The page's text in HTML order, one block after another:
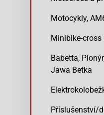
Motocykly,
Minibike-cross
Babetta,
Jawa Betka
Příslušenství/